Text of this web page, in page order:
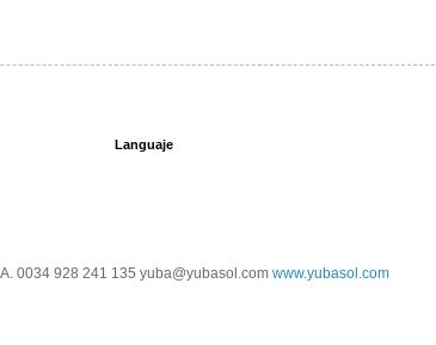
Languaje
0034 928 241 135 yuba@yubasol.com www.yubasol.com